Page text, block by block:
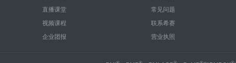
直播课堂
视频课程
企业团报
常见问题
联系希赛
营业执照